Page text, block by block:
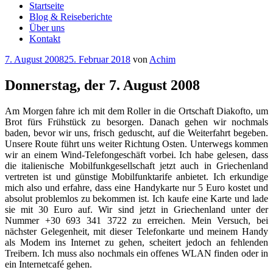
Startseite
Blog & Reiseberichte
Über uns
Kontakt
Veröffentlicht
7. August 200825. Februar 2018 von Achim
Donnerstag, der 7. August 2008
Am Morgen fahre ich mit dem Roller in die Ortschaft Diakofto, um
Brot fürs Frühstück zu besorgen. Danach gehen wir nochmals
baden, bevor wir uns, frisch geduscht, auf die Weiterfahrt begeben.
Unsere Route führt uns weiter Richtung Osten. Unterwegs kommen
wir an einem Wind-Telefongeschäft vorbei. Ich habe gelesen, dass
die italienische Mobilfunkgesellschaft jetzt auch in Griechenland
vertreten ist und günstige Mobilfunktarife anbietet. Ich erkundige
mich also und erfahre, dass eine Handykarte nur 5 Euro kostet und
absolut problemlos zu bekommen ist. Ich kaufe eine Karte und lade
sie mit 30 Euro auf. Wir sind jetzt in Griechenland unter der
Nummer +30 693 341 3722 zu erreichen. Mein Versuch, bei
nächster Gelegenheit, mit dieser Telefonkarte und meinem Handy
als Modem ins Internet zu gehen, scheitert jedoch an fehlenden
Treibern. Ich muss also nochmals ein offenes WLAN finden oder in
ein Internetcafé gehen.